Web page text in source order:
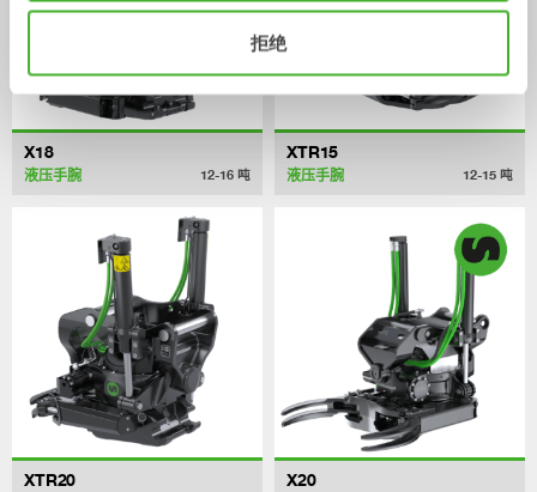
拒绝
X18
液压手腕 12-16 吨
XTR15
液压手腕 12-15 吨
XTR20 X20